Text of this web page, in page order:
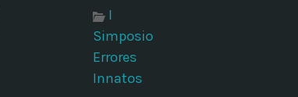
I
Simposio
Errores
Innatos